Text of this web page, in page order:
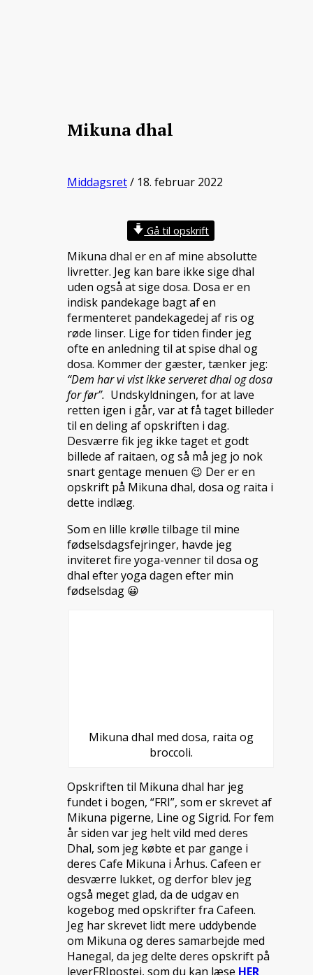
Mikuna dhal
Middagsret/ 18. februar 2022
Gå til opskrift
Mikuna dhal er en af mine absolutte
livretter. Jeg kan bare ikke sige dhal
uden også at sige dosa. Dosa er en
indisk pandekage bagt af en
fermenteret pandekagedej af ris og
røde linser. Lige for tiden finder jeg
ofte en anledning til at spise dhal og
dosa. Kommer der gæster, tænker jeg:
“Dem har vi vist ikke serveret dhal og dosa
for før”. Undskyldningen, for at lave
retten igen i går, var at få taget billeder
til en deling af opskriften i dag.
Desværre fik jeg ikke taget et godt
billede af raitaen, og så må jeg jo nok
snart gentage menuen 😉 Der er en
opskrift på Mikuna dhal, dosa og raita i
dette indlæg.
Som en lille krølle tilbage til mine
fødselsdagsfejringer, havde jeg
inviteret fire yoga-venner til dosa og
dhal efter yoga dagen efter min
fødselsdag 😀
Mikuna dhal med dosa, raita og
broccoli.
Opskriften til Mikuna dhal har jeg
fundet i bogen, “FRI”, som er skrevet af
Mikuna pigerne, Line og Sigrid. For fem
år siden var jeg helt vild med deres
Dhal, som jeg købte et par gange i
deres Cafe Mikuna i Århus. Cafeen er
desværre lukket, og derfor blev jeg
også meget glad, da de udgav en
kogebog med opskrifter fra Cafeen.
Jeg har skrevet lidt mere uddybende
om Mikuna og deres samarbejde med
Hanegal, da jeg delte deres opskrift på
leverFRIpostej, som du kan læse HER